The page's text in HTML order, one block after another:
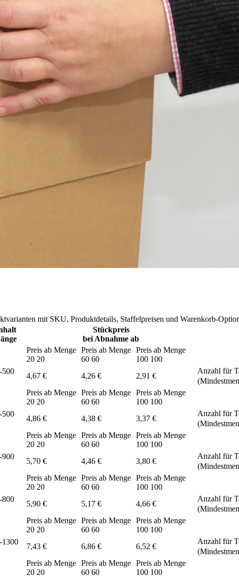
mit SKU, Produktdetails, Staffelpreisen und Warenkorb-
Stückpreis
bei Abnahme ab
Preis ab Menge
20 20
Preis ab Menge
60 60
Preis ab Menge
100 100
500
4,67 € 4,26 € 2,91 €
Anzahl für
Preis ab Menge
20 20
Preis ab Menge
60 60
Preis ab Menge
100 100
500
4,86 € 4,38 € 3,37 €
Anzahl für
Preis ab Menge
20 20
Preis ab Menge
60 60
Preis ab Menge
100 100
900
5,70 € 4,46 € 3,80 €
Anzahl für
Preis ab Menge
20 20
Preis ab Menge
60 60
Preis ab Menge
100 100
800
5,90 € 5,17 € 4,66 €
Anzahl für
Preis ab Menge
20 20
Preis ab Menge
60 60
Preis ab Menge
100 100
1300
7,43 € 6,86 € 6,52 €
Anzahl für
Preis ab Menge
20 20
Preis ab Menge
60 60
Preis ab Menge
100 100